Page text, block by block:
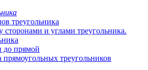
треугольника
и углами треугольника.
до прямой
прямоугольных треугольников